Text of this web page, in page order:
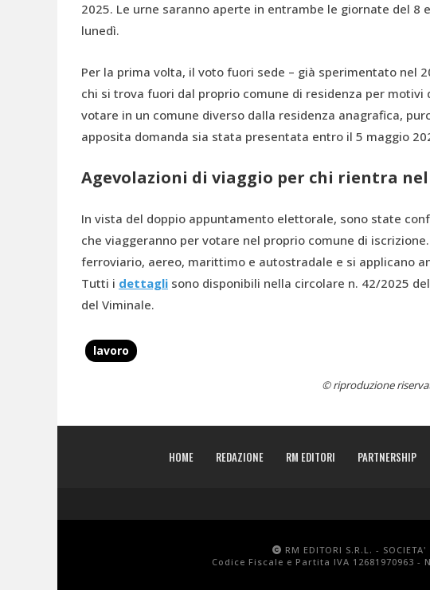
2025. Le urne saranno aperte in entrambe le giornate del 8
lunedì.
Per la prima volta, il voto fuori sede – già sperimentato nel
chi si trova fuori dal proprio comune di residenza per motivi
votare in un comune diverso dalla residenza anagrafica,
apposita domanda sia stata presentata entro il 5 maggio
Agevolazioni di viaggio per chi rientra
In vista del doppio appuntamento elettorale, sono state
che viaggeranno per votare nel proprio comune di
ferroviario, aereo, marittimo e autostradale e si applicano
Tutti i dettagli sono disponibili nella circolare n. 42/2025
del Viminale.
lavoro
© riproduzione
HOME REDAZIONE RM EDITORI PARTNERSHIP
RM EDITORI S.R.L. -
Codice Fiscale e Partita IVA 12681970963 -